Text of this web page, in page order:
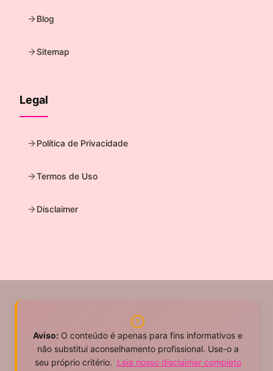
Blog
Sitemap
Legal
Política de Privacidade
Termos de Uso
Disclaimer
Aviso: O conteúdo é apenas para fins informativos e
não substitui aconselhamento profissional. Use-o a
seu próprio critério. Leia nosso disclaimer completo